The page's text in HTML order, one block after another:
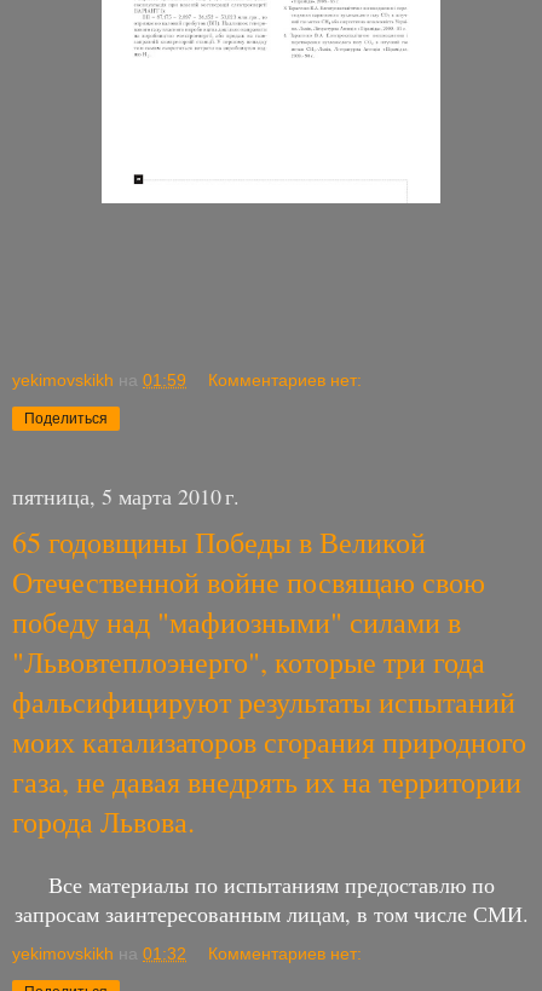
yekimovskikh на 01:59 Комментариев нет:
Поделиться
пятница, 5 марта 2010 г.
65 годовщины Победы в Великой
Отечественной войне посвящаю свою
победу над "мафиозными" силами в
"Львовтеплоэнерго", которые три года
фальсифицируют результаты испытаний
моих катализаторов сгорания природного
газа, не давая внедрять их на территории
города Львова.
Все материалы по испытаниям предоставлю по
запросам заинтересованным лицам, в том числе СМИ.
yekimovskikh на 01:32 Комментариев нет: